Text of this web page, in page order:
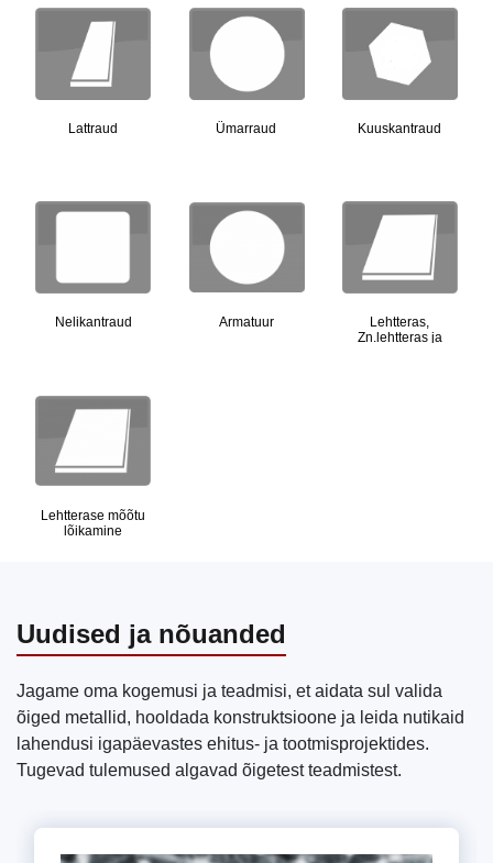
Lattraud Ümarraud Kuuskantraud
Nelikantraud Armatuur
Lehtteras,
Zn.lehtteras ja
Lehtterase mõõtu
lõikamine
Uudised ja nõuanded
Jagame oma kogemusi ja teadmisi, et aidata sul valida
õiged metallid, hooldada konstruktsioone ja leida nutikaid
lahendusi igapäevastes ehitus- ja tootmisprojektides.
Tugevad tulemused algavad õigetest teadmistest.